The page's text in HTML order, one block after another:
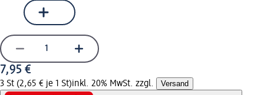
7,95 €
3 St (2,65 € je 1 St)inkl. 20% MwSt. zzgl. Versand